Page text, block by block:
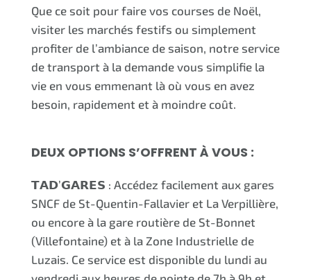
Que ce soit pour faire vos courses de Noël,
visiter les marchés festifs ou simplement
profiter de l’ambiance de saison, notre service
de transport à la demande vous simplifie la
vie en vous emmenant là où vous en avez
besoin, rapidement et à moindre coût.
DEUX OPTIONS S’OFFRENT À VOUS :
𝗧𝗔𝗗’𝗚𝗔𝗥𝗘𝗦 : Accédez facilement aux gares
SNCF de St-Quentin-Fallavier et La Verpillière,
ou encore à la gare routière de St-Bonnet
(Villefontaine) et à la Zone Industrielle de
Luzais. Ce service est disponible du lundi au